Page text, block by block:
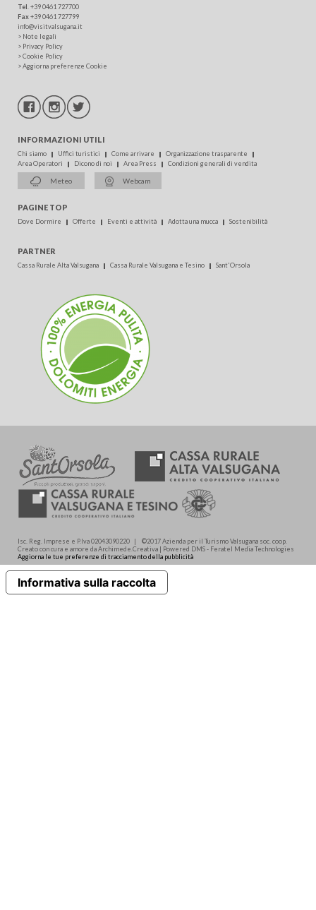
Tel +39 0461 727700
Fax+39 0461 727799
info@visitvalsugana.it
> Note legali
> Privacy Policy
>Cookie Policy
>Aggiorna preferenze Cookie
INFORMAZIONI UTILI
Chi siamo Uffici turistici Come arrivare
Organizzazione trasparente
Area Operatori
Dicono di noi Area Press Condizioni generali di vendita
Meteo Webcam
PAGINE TOP
Dove Dormire Offerte Eventi e attività Adotta una mucca Sostenibilità
PARTNER
Cassa Rurale Alta Valsugana Cassa Rurale Valsugana e Tesino Sant'Orsola
Isc. Reg. Imprese e P.Iva 02043090220 | ©2017 Azienda per il Turismo Valsugana soc. coop.
Creato con cura e amore da Archimede.Creativa | Powered DMS - Feratel Media Technologies
Aggiorna le tue preferenze di tracciamento della pubblicità
Informativa sulla raccolta